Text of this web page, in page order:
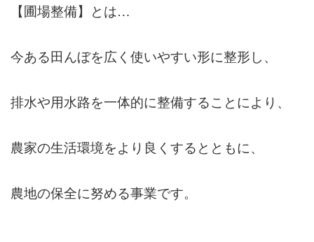
【圃場整備】とは…
今ある田んぼを広く使いやすい形に整形し、
排水や用水路を一体的に整備することにより、
農家の生活環境をより良くするとともに、
農地の保全に努める事業です。